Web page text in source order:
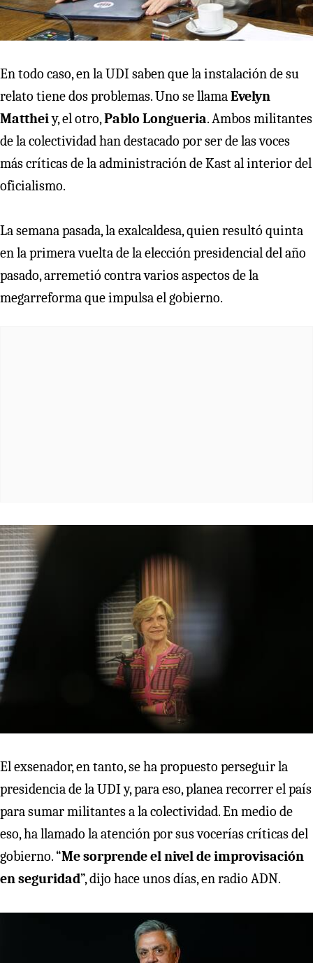
En todo caso, en la UDI saben que la instalación de su
relato tiene dos problemas. Uno se llama Evelyn
Mattheiy, el otro,Pablo Longueria. Ambos militantes
de la colectividad han destacado por ser de las voces
más críticas de la administración de Kast al interior del
oficialismo.
La semana pasada, la exalcaldesa, quien resultó quinta
en la primera vuelta de la elección presidencial del año
pasado, arremetió contra varios aspectos de la
megarreforma que impulsa el gobierno.
El exsenador, en tanto, se ha propuesto perseguir la
presidencia de la UDI y, para eso, planea recorrer el país
para sumar militantes a la colectividad. En medio de
eso, ha llamado la atención por sus vocerías críticas del
gobierno. “Me sorprende el nivel de improvisación
en seguridad”, dijo hace unos días, en radio ADN.